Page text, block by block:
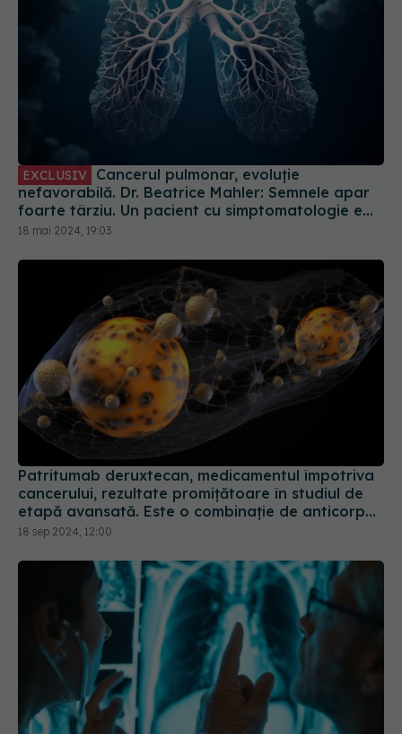
Cancerul pulmonar, evoluție
nefavorabilă. Dr. Beatrice Mahler: Semnele apar
foarte târziu. Un pacient cu simptomatologie e
18 mai 2024, 19:03
Patritumab deruxtecan, medicamentul împotriva
cancerului, rezultate promițătoare în studiul de
etapă avansată. Este o combinație de anticorp
monoclonal cu un agent citotoxic
18 sep 2024, 12:00
EXCLUSIV
tratament. Dr. Bogdan Tănase: Avem nevoie de